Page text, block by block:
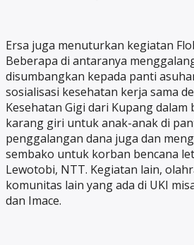
Ersa juga menuturkan kegiatan
Beberapa di antaranya
disumbangkan kepada panti
sosialisasi kesehatan kerja sama
Kesehatan Gigi dari Kupang
karang giri untuk anak-anak di
penggalangan dana juga dan
sembako untuk korban bencana
Lewotobi, NTT. Kegiatan lain,
komunitas lain yang ada di UKI
dan Imace.